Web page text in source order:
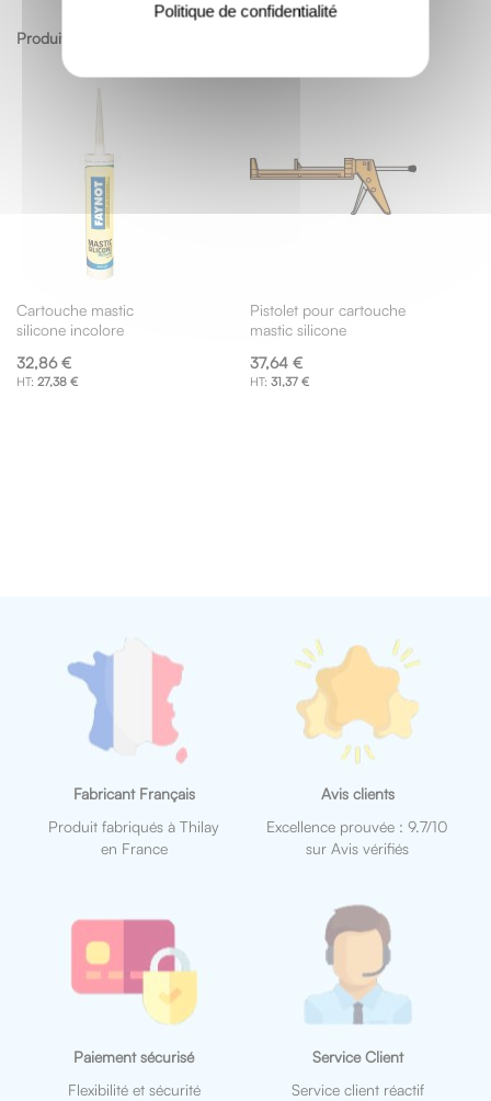
Produits apparentés
Cartouche mastic
silicone incolore
32,86 €
27,38 €
Ajouter
au
Pistolet pour cartouche
mastic silicone
37,64 €
31,37 €
Ajouter
au
Fabricant Français
Produit fabriqués à Thilay
en France
Avis clients
Excellence prouvée : 9.7/10
sur Avis vérifiés
Paiement sécurisé
Flexibilité et sécurité
Service Client
Service client réactif
Politique de confidentialité